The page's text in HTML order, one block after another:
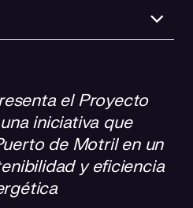
Cuerva para transformar el
y visión para el futuro del
el Proyecto
iniciativa que
de Motril en un
y eficiencia